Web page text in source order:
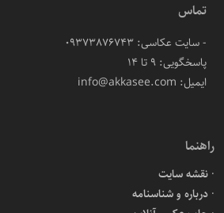
تماس
- سایت عکاسی: 09373876743
پاسخگویی: ۹ تا ۱۴
ایمیل: info@akkasee.com
راهنما
نقشه سایت
درباره و شناسنامه